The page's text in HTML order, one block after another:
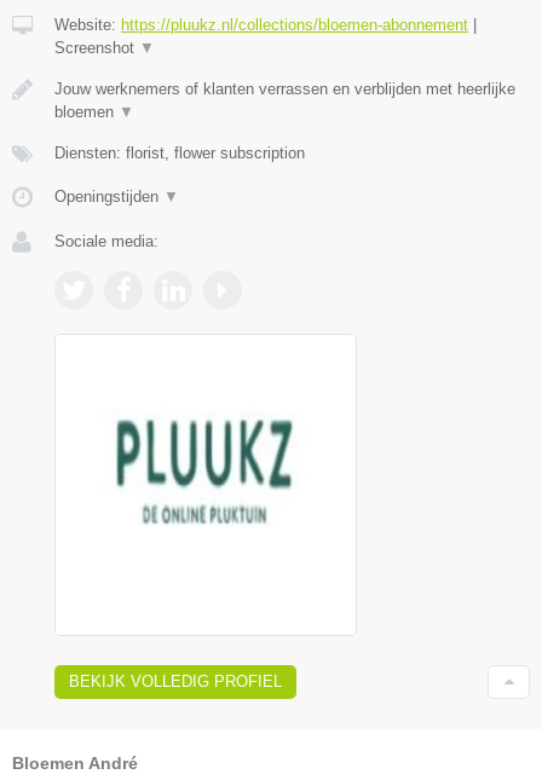
Website: https://pluukz.nl/collections/bloemen-abonnement
Screenshot ▼
Jouw werknemers of klanten verrassen en verblijden met heerlijke
bloemen ▼
Diensten: florist, flower subscription
Openingstijden ▼
Sociale media:
BEKIJK VOLLEDIG PROFIEL
Bloemen André